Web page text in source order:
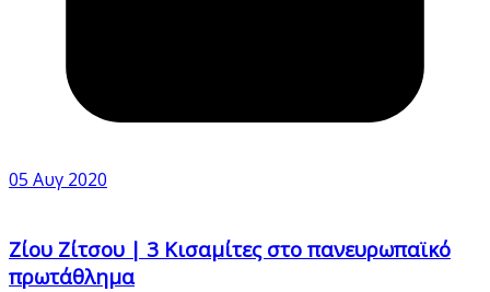
05 Αυγ 2020
Ζίου Ζίτσου | 3 Κισαμίτες στο πανευρωπαϊκό
πρωτάθλημα